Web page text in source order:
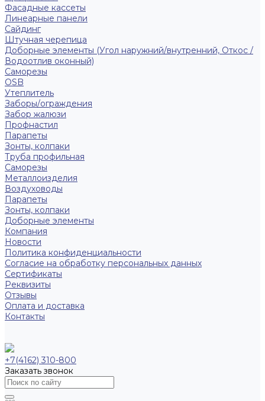
Фасадные кассеты
Линеарные панели
Сайдинг
Штучная черепица
Доборные элементы (Угол наружний/внутренний, Откос /
Водоотлив оконный)
Саморезы
OSB
Утеплитель
Заборы/ограждения
Забор жалюзи
Профнастил
Парапеты
Зонты, колпаки
Труба профильная
Саморезы
Металлоизделия
Воздуховоды
Парапеты
Зонты, колпаки
Доборные элементы
Компания
Новости
Политика конфиденциальности
Согласие на обработку персональных данных
Сертификаты
Реквизиты
Отзывы
Оплата и доставка
Контакты
+7(4162) 310-800
Заказать звонок